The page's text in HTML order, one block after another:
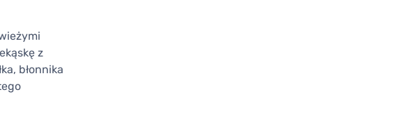
z
błonnika